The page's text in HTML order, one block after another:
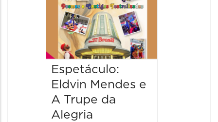
Espetáculo:
Eldvin Mendes e
A Trupe da
Alegria